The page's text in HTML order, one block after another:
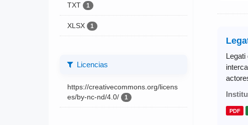
TXT 1
XLSX 1
Licencias
https://creativecommons.org/licens
es/by-nc-nd/4.0/
1
PDF